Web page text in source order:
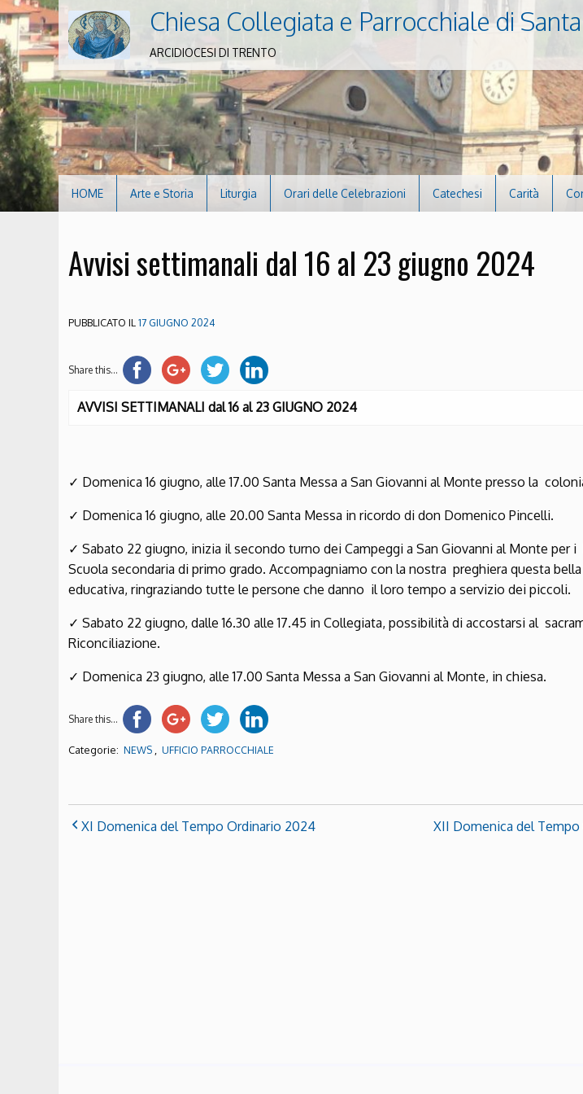
Chiesa Collegiata e Parrocchiale di
ARCIDIOCESI DI TRENTO
HOME Arte e Storia Liturgia Orari delle Celebrazioni Catechesi Carità
Avvisi settimanali dal 16 al 23 giugno 2024
PUBBLICATO IL17 GIUGNO 2024
Share this...
AVVISI SETTIMANALI dal 16 al 23 GIUGNO 2024
✓ Domenica 16 giugno, alle 17.00 Santa Messa a San Giovanni al Monte presso la
✓ Domenica 16 giugno, alle 20.00 Santa Messa in ricordo di don Domenico Pincelli.
✓ Sabato 22 giugno, inizia il secondo turno dei Campeggi a San Giovanni al Monte per i
Scuola secondaria di primo grado. Accompagniamo con la nostra preghiera questa
educativa, ringraziando tutte le persone che danno il loro tempo a servizio dei piccoli.
✓ Sabato 22 giugno, dalle 16.30 alle 17.45 in Collegiata, possibilità di accostarsi al
Riconciliazione.
✓ Domenica 23 giugno, alle 17.00 Santa Messa a San Giovanni al Monte, in chiesa.
Share this...
Categorie: NEWS , UFFICIO PARROCCHIALE
XI Domenica del Tempo Ordinario 2024 XII Domenica del